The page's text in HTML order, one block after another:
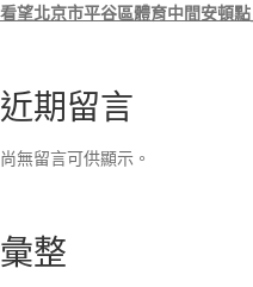
看望北京市平谷區體育中間安頓
近期留言
尚無留言可供顯示。
彙整